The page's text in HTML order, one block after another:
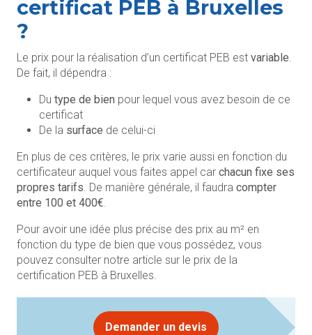
certificat PEB à Bruxelles
?
Le prix pour la réalisation d’un certificat PEB est variable.
De fait, il dépendra :
Du type de bien pour lequel vous avez besoin de ce
certificat
De la surface de celui-ci
En plus de ces critères, le prix varie aussi en fonction du
certificateur auquel vous faites appel car chacun fixe ses
propres tarifs. De manière générale, il faudra compter
entre 100 et 400€.
Pour avoir une idée plus précise des prix au m² en
fonction du type de bien que vous possédez, vous
pouvez consulter notre article sur le prix de la
certification PEB à Bruxelles.
Demander un devis